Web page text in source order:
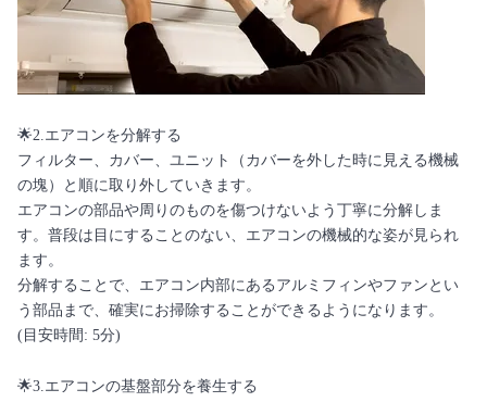
🌟2.エアコンを分解する
フィルター、カバー、ユニット（カバーを外した時に見える機械
の塊）と順に取り外していきます。
エアコンの部品や周りのものを傷つけないよう丁寧に分解しま
す。普段は目にすることのない、エアコンの機械的な姿が見られ
ます。
分解することで、エアコン内部にあるアルミフィンやファンとい
う部品まで、確実にお掃除することができるようになります。
(目安時間: 5分)
🌟3.エアコンの基盤部分を養生する